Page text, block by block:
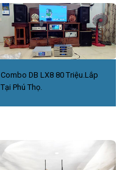
Combo DB LX8 80 Triệu.Lắp
Tại Phú Thọ.